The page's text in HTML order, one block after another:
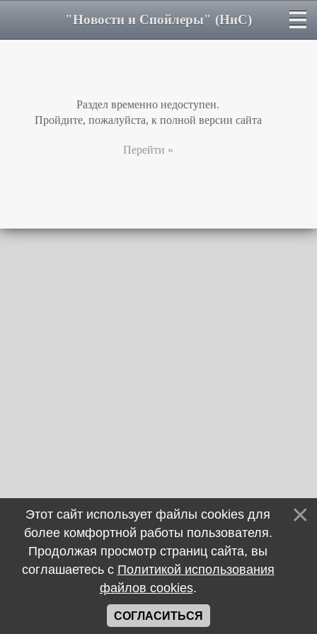
"Новости и Спойлеры" (НиС)
Раздел временно недоступен.
Пройдите, пожалуйста, к полной версии сайта
Перейти »
Этот сайт использует файлы cookies для
более комфортной работы пользователя.
Продолжая просмотр страниц сайта, вы
соглашаетесь с Политикой использования
файлов cookies.
СОГЛАСИТЬСЯ